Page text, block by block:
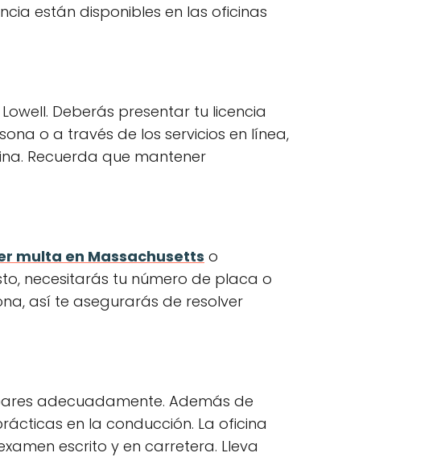
están disponibles en las oficinas
Deberás presentar tu licencia
o a través de los servicios en línea,
Recuerda que mantener
multa en Massachusetts o
necesitarás tu número de placa o
así te asegurarás de resolver
adecuadamente. Además de
en la conducción. La oficina
escrito y en carretera. Lleva